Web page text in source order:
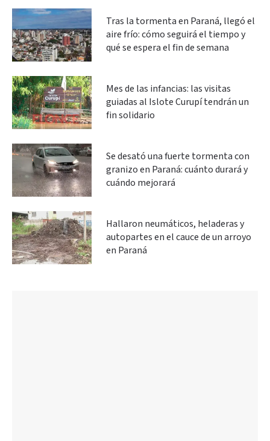
Tras la tormenta en Paraná, llegó el
aire frío: cómo seguirá el tiempo y
qué se espera el fin de semana
Mes de las infancias: las visitas
guiadas al Islote Curupí tendrán un
fin solidario
Se desató una fuerte tormenta con
granizo en Paraná: cuánto durará y
cuándo mejorará
Hallaron neumáticos, heladeras y
autopartes en el cauce de un arroyo
en Paraná